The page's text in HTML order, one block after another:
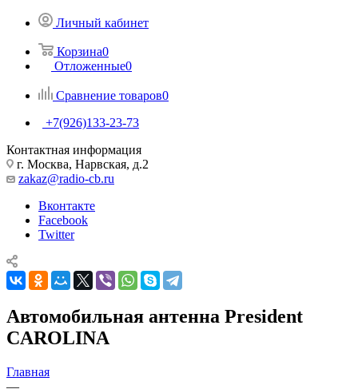
Личный кабинет
Корзина0
Отложенные0
Сравнение товаров0
+7(926)133-23-73
Контактная информация
г. Москва, Нарвская, д.2
zakaz@radio-cb.ru
Вконтакте
Facebook
Twitter
Автомобильная антенна President
CAROLINA
Главная
—